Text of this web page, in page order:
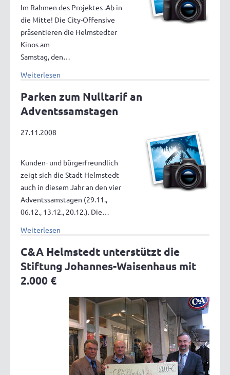
Im Rahmen des Projektes .Ab in
die Mitte! Die City-Offensive
präsentieren die Helmstedter
Kinos am
Samstag, den…
Weiterlesen
Parken zum Nulltarif an
Adventssamstagen
27.11.2008
Kunden- und bürgerfreundlich
zeigt sich die Stadt Helmstedt
auch in diesem Jahr an den vier
Adventssamstagen (29.11.,
06.12., 13.12., 20.12.). Die…
Weiterlesen
C&A Helmstedt unterstützt die
Stiftung Johannes-Waisenhaus mit
2.000 €